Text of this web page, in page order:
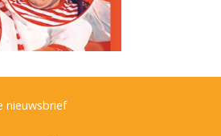
nieuwsbrief